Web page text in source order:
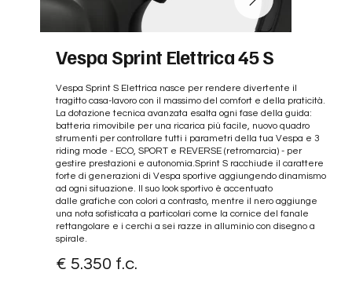
Nero Convinto Matt Verde
Vespa Sprint Elettrica 45 S
Vespa Sprint S Elettrica nasce per rendere divertente il
tragitto casa-lavoro con il massimo del comfort e della praticità.
La dotazione tecnica avanzata esalta ogni fase della guida:
batteria rimovibile per una ricarica più facile, nuovo quadro
strumenti per controllare tutti i parametri della tua Vespa e 3
riding mode - ECO, SPORT e REVERSE (retromarcia) - per
gestire prestazioni e autonomia.Sprint S racchiude il carattere
forte di generazioni di Vespa sportive aggiungendo dinamismo
ad ogni situazione. Il suo look sportivo è accentuato
dalle grafiche con colori a contrasto, mentre il nero aggiunge
una nota sofisticata a particolari come la cornice del fanale
rettangolare e i cerchi a sei razze in alluminio con disegno a
spirale.
€ 5.350 f.c.